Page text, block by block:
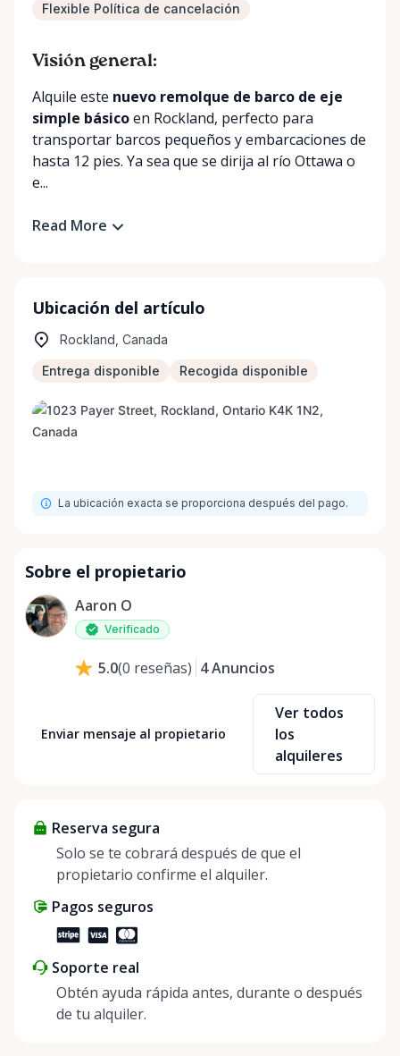
Flexible Política de cancelación
Visión general:
Alquile este nuevo remolque de barco de eje
simple básicoen Rockland, perfecto para
transportar barcos pequeños y embarcaciones de
hasta 12 pies. Ya sea que se dirija al río Ottawa o
e...
Read More
Ubicación del artículo
Rockland, Canada
Entrega disponible Recogida disponible
La ubicación exacta se proporciona después del pago.
Sobre el propietario
Aaron O
Verificado
5.0(0 reseñas) 4Anuncios
Enviar mensaje al propietario
Ver todos
los
alquileres
Reserva segura
Solo se te cobrará después de que el
propietario confirme el alquiler.
Pagos seguros
Soporte real
Obtén ayuda rápida antes, durante o después
de tu alquiler.